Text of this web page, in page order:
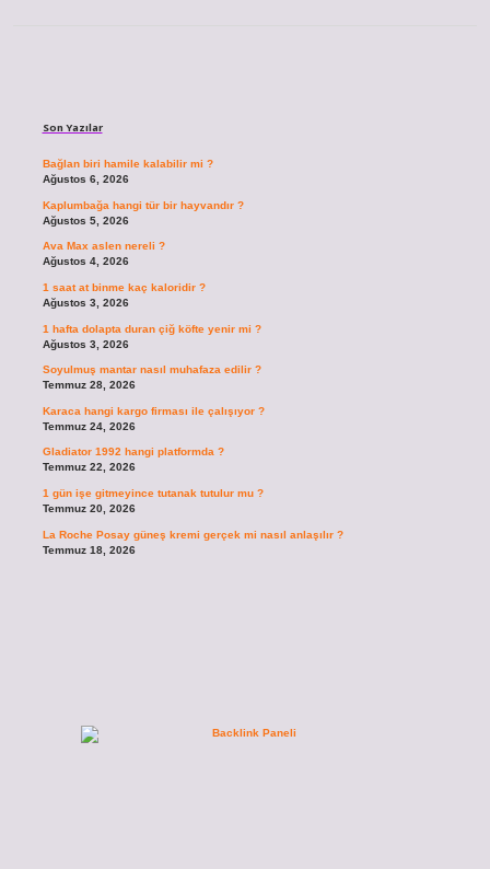
Son Yazılar
Bağlan biri hamile kalabilir mi ?
Ağustos 6, 2026
Kaplumbağa hangi tür bir hayvandır ?
Ağustos 5, 2026
Ava Max aslen nereli ?
Ağustos 4, 2026
1 saat at binme kaç kaloridir ?
Ağustos 3, 2026
1 hafta dolapta duran çiğ köfte yenir mi ?
Ağustos 3, 2026
Soyulmuş mantar nasıl muhafaza edilir ?
Temmuz 28, 2026
Karaca hangi kargo firması ile çalışıyor ?
Temmuz 24, 2026
Gladiator 1992 hangi platformda ?
Temmuz 22, 2026
1 gün işe gitmeyince tutanak tutulur mu ?
Temmuz 20, 2026
La Roche Posay güneş kremi gerçek mi nasıl anlaşılır ?
Temmuz 18, 2026